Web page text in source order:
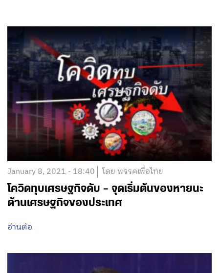
January 8, 2021 - 18:40 โดย พรรคเพื่อไทย
โควิดทุบเศรษฐกิจดับ – จุดเริ่มต้นของหายนะ
ด้านเศรษฐกิจของประเทศ
อ่านต่อ